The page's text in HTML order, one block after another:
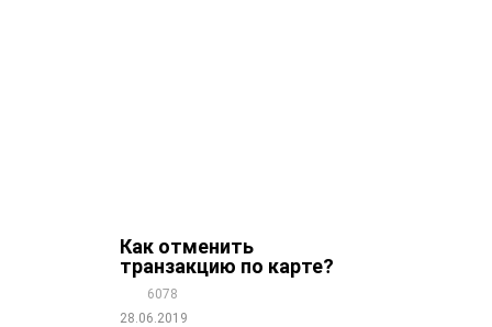
Как отменить
транзакцию по карте?
6078
28.06.2019